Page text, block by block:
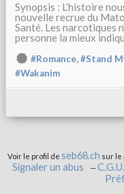
Synopsis : L’histoire
nouvelle recrue du
Santé. Les narcotiques
personne la mieux
#Romance,#Stand
#Wakanim
Voir le profil de seb68.ch sur le
Signaler un abus
C.G.U.